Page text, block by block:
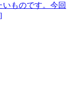
ものです。今回